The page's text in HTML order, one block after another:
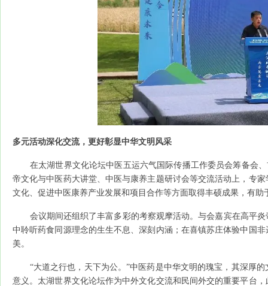
多元活动深化交流，更好彰显中华文明风采
在太湖世界文化论坛中医五运六气国际传播工作委员会筹备会
帝文化与中医药大讲堂、中医与康养主题研讨会等交流活动上，专
文化、促进中医康养产业发展和项目合作等方面取得丰硕成果，有
会议期间还组织了丰富多彩的考察观摩活动。与会嘉宾在高平炎
中聆听药食同源理念的生生不息、深刻内涵；在喜镇苏庄体验中国
美。
“大道之行也，天下为公。”中医药是中华文明的瑰宝，其深厚的
意义。太湖世界文化论坛作为中外文化交流和民间外交的重要平台